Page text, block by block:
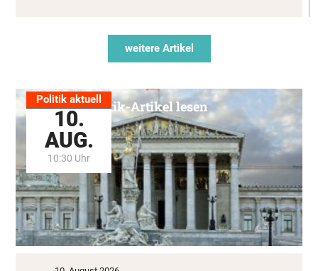
weitere Artikel
Politik aktuell
10.
AUG.
10:30 Uhr
Alle Politik-Artikel lesen